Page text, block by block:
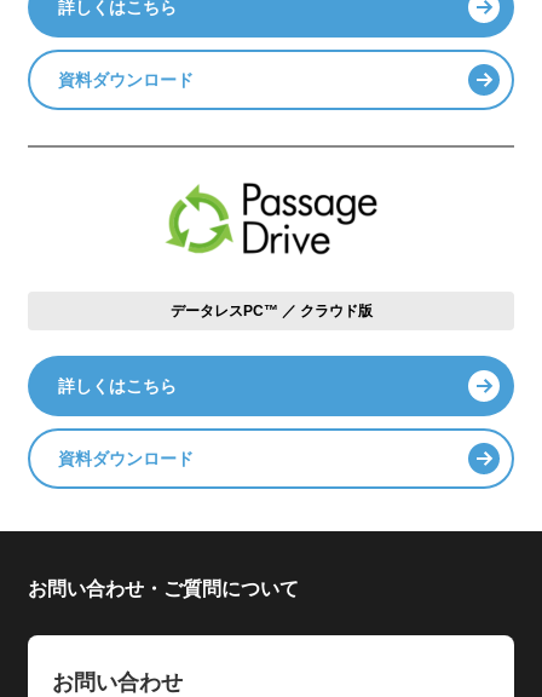
詳しくはこちら
資料ダウンロード
データレスPC™ ／ クラウド版
詳しくはこちら
資料ダウンロード
お問い合わせ・ご質問について
お問い合わせ